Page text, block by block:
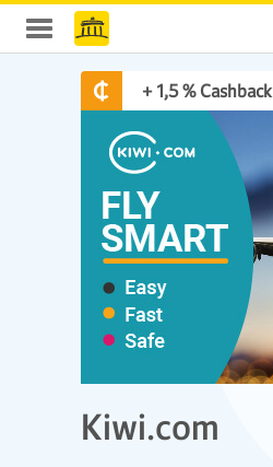
Kiwi.com
+ 1,5 % Cashback